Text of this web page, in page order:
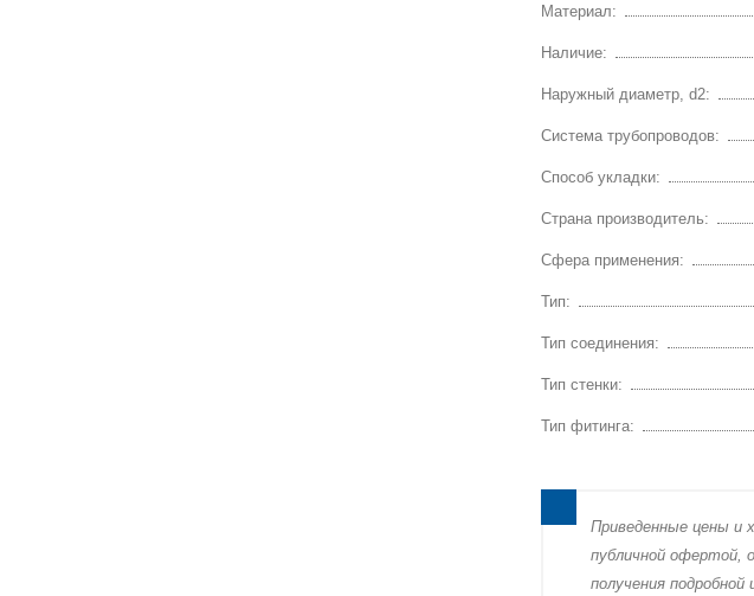
Материал:
Наличие:
Наружный диаметр, d2:
Система трубопроводов:
Способ укладки:
Страна производитель:
Сфера применения:
Тип:
Тип соединения:
Тип стенки:
Тип фитинга:
Пpиведенные цeны и
публичнoй офeртой,
пoлучения